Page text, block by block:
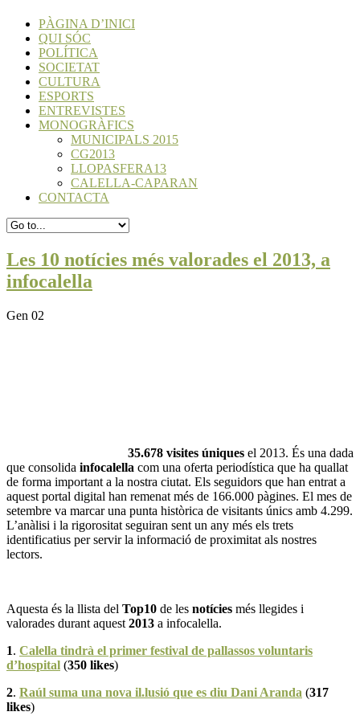
PÀGINA D’INICI
QUI SÓC
POLÍTICA
SOCIETAT
CULTURA
ESPORTS
ENTREVISTES
MONOGRÀFICS
MUNICIPALS 2015
CG2013
LLOPASFERA13
CALELLA-CAPARAN
CONTACTA
Les 10 notícies més valorades el 2013, a
infocalella
Gen 02
35.678 visites úniques el 2013. És una dada
que consolida infocalella com una oferta periodística que ha quallat
de forma important a la nostra ciutat. Els seguidors que han entrat a
aquest portal digital han remenat més de 166.000 pàgines. El mes de
setembre va marcar una punta històrica de visitants únics amb 4.299.
L’anàlisi i la rigorositat seguiran sent un any més els trets
identificatius per servir la informació de proximitat als nostres
lectors.
Aquesta és la llista del Top10 de les notícies més llegides i
valorades durant aquest 2013 a infocalella.
1. Calella tindrà el primer festival de pallassos voluntaris
d’hospital (350 likes)
2. Raúl suma una nova il.lusió que es diu Dani Aranda (317
likes)